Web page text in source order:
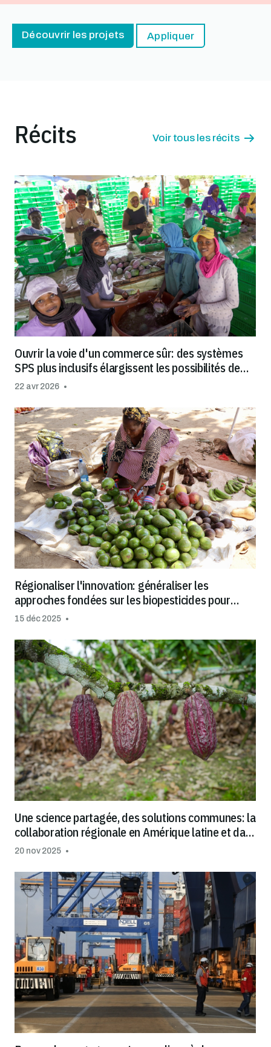
Découvrir les projets Appliquer
Récits Voir tous les récits
Ouvrir la voie d'un commerce sûr: des systèmes
SPS plus inclusifs élargissent les possibilités de
marché pour tous et toutes
22 avr 2026
Régionaliser l'innovation: généraliser les
approches fondées sur les biopesticides pour
faciliter un commerce sûr
15 déc 2025
Une science partagée, des solutions communes: la
collaboration régionale en Amérique latine et dans
les Caraïbes contribue à lutter contre le cadmium
20 nov 2025